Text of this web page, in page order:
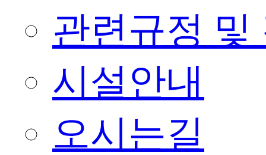
관련규정 및
시설안내
오시는길